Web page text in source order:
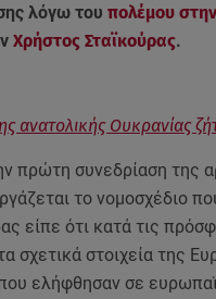
λόγω του πολέμου
Χρήστος Σταϊκούρας.
ανατολικής Ουκρανίας
πρώτη συνεδρίαση της
το νομοσχέδιο
είπε ότι κατά τις
σχετικά στοιχεία της
ελήφθησαν σε